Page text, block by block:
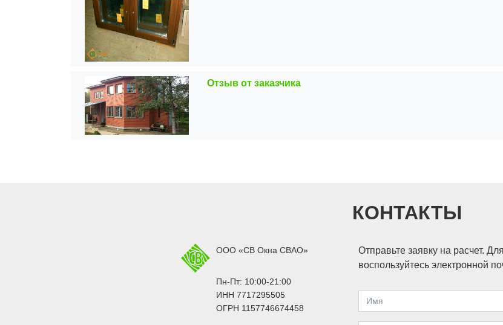
Отзыв от заказчика
КОНТАКТЫ
ООО «СВ Окна СВАО»
Пн-Пт: 10:00-21:00
ИНН 7717295505
ОГРН 1157746674458
Отправьте заявку на расчет.
воспользуйтесь электронной